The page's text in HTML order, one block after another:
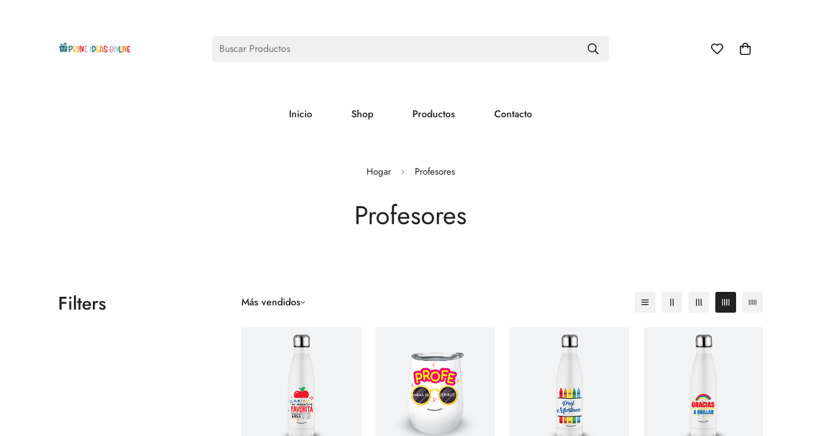
Buscar Productos
Inicio Shop Productos Contacto
Hogar Profesores
Profesores
Filters Más vendidos